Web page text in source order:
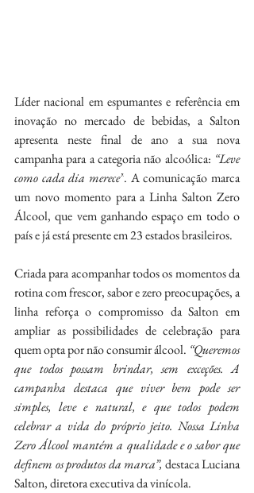
Líder nacional em espumantes e referência em
inovação no mercado de bebidas, a Salton
apresenta neste final de ano a sua nova
campanha para a categoria não alcoólica: “Leve
como cada dia merece”. A comunicação marca
um novo momento para a Linha Salton Zero
Álcool, que vem ganhando espaço em todo o
país e já está presente em 23 estados brasileiros.
Criada para acompanhar todos os momentos da
rotina com frescor, sabor e zero preocupações, a
linha reforça o compromisso da Salton em
ampliar as possibilidades de celebração para
quem opta por não consumir álcool. “Queremos
que todos possam brindar, sem exceções. A
campanha destaca que viver bem pode ser
simples, leve e natural, e que todos podem
celebrar a vida do próprio jeito. Nossa Linha
Zero Álcool mantém a qualidade e o sabor que
definem os produtos da marca”, destaca Luciana
Salton, diretora executiva da vinícola.